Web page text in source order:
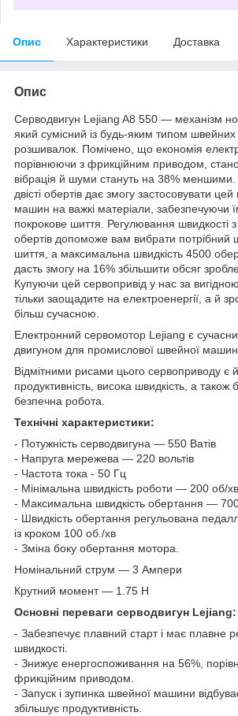
Опис Характеристики Доставка
Опис
Серводвигун Lejiang A8 550 — механізм
який сумісний із будь-яким типом
розшивалок. Помічено, що економія
порівнюючи з фрикційним приводом,
вібрація й шуми стануть на 38% меншими.
двісті обертів дає змогу застосовувати
машин на важкі матеріали, забезпечуючи
покрокове шиття. Регулювання швидкості
обертів допоможе вам вибрати потрібний
шиття, а максимальна швидкість 4500
дасть змогу на 16% збільшити обсяг
Купуючи цей сервопривід у нас за
тільки заощадите на електроенергії, а й
більш сучасною.
Електронний сервомотор Lejiang є
двигуном для промислової швейної
Відмітними рисами цього сервоприводу є
продуктивність, висока швидкість, а
безпечна робота.
Технічні характеристики:
- Потужність серводвигуна — 550 Ватів
- Напруга мережева — 220 вольтів
- Частота тока - 50 Гц
- Мінімальна швидкість роботи — 200 об/хв
- Максимальна швидкість обертання —
- Швидкість обертання регульована
із кроком 100 об./хв
- Зміна боку обертання мотора.
Номінальний струм — 3 Ампери
Крутний момент — 1.75 Н
Основні переваги серводвигун Lejiang:
- Забезпечує плавний старт і має плавне
швидкості.
- Знижує енергоспоживання на 56%,
фрикційним приводом.
- Запуск і зупинка швейної машини
збільшує продуктивність.